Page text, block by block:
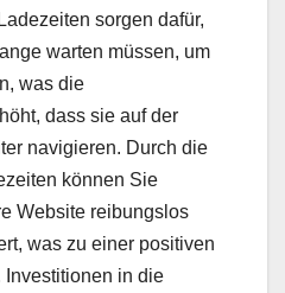
sorgen dafür,
warten müssen, um
was die
dass sie auf der
navigieren. Durch die
können Sie
Website reibungslos
was zu einer positiven
Investitionen in die